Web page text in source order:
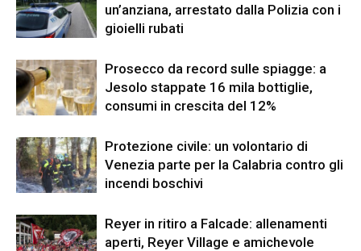
un’anziana, arrestato dalla Polizia con i
gioielli rubati
Prosecco da record sulle spiagge: a
Jesolo stappate 16 mila bottiglie,
consumi in crescita del 12%
Protezione civile: un volontario di
Venezia parte per la Calabria contro gli
incendi boschivi
Reyer in ritiro a Falcade: allenamenti
aperti, Reyer Village e amichevole